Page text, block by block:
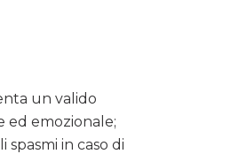
un valido
ed emozionale;
in caso di